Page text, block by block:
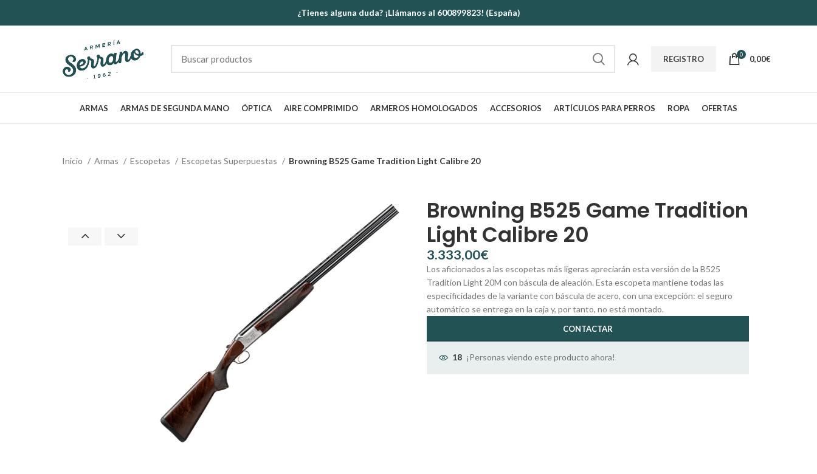
¿Tienes alguna duda? ¡Llámanos al 600899823! (España)
REGISTRO 0 0,00€
ARMAS ARMAS DE SEGUNDA MANO ÓPTICA AIRE COMPRIMIDO ARMEROS HOMOLOGADOS ACCESORIOS ARTÍCULOS PARA PERROS ROPA OFERTAS
Inicio Armas Escopetas Escopetas Superpuestas Browning B525 Game Tradition Light Calibre 20
Browning B525 Game Tradition
Light Calibre 20
€
Los aficionados a las escopetas más ligeras apreciarán esta versión de la B525
Tradition Light 20M con báscula de aleación. Esta escopeta mantiene todas las
especificidades de la variante con báscula de acero, con una excepción: el seguro
automático se entrega en la caja y, por tanto, no está montado.
CONTACTAR
18 ¡Personas viendo este producto ahora!